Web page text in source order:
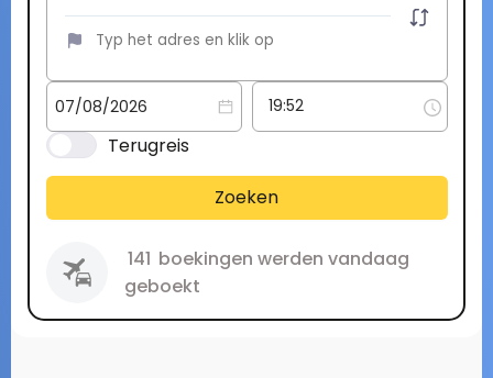
Terugreis
Zoeken
141 boekingen werden vandaag
geboekt